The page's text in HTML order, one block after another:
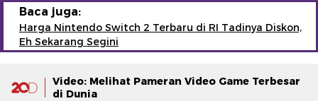
Baca juga:
Harga Nintendo Switch 2 Terbaru di RI Tadinya Diskon,
Eh Sekarang Segini
Video: Melihat Pameran Video Game Terbesar
di Dunia